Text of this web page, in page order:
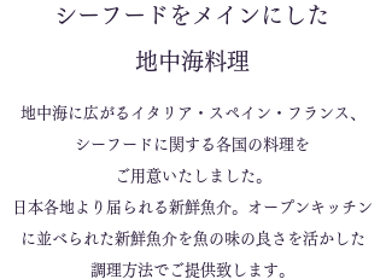
シーフードをメインにした
地中海料理
地中海に広がるイタリア・スペイン・フランス、
シーフードに関する各国の料理を
ご用意いたしました。
日本各地より届られる新鮮魚介。オープンキッチン
に並べられた新鮮魚介を魚の味の良さを活かした
調理方法でご提供致します。